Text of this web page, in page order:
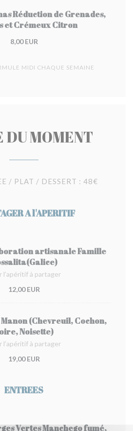
Réduction de Grenades,
et Crémeux Citron
8,00 EUR
MIDI CHAQUE SEMAINE
DU MOMENT
/ PLAT / DESSERT : 48€
A l'APERITIF
artisanale Famille
l’apéritif à partager
12,00 EUR
(Chevreuil, Cochon,
Noisette)
l’apéritif à partager
19,00 EUR
ENTREES
Vertes Manchego fumé,